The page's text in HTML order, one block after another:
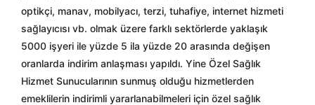
optikçi, manav, mobilyacı, terzi, tuhafiye, internet hizmeti
sağlayıcısı vb. olmak üzere farklı sektörlerde yaklaşık
5000 işyeri ile yüzde 5 ila yüzde 20 arasında değişen
oranlarda indirim anlaşması yapıldı. Yine Özel Sağlık
Hizmet Sunucularının sunmuş olduğu hizmetlerden
emeklilerin indirimli yararlanabilmeleri için özel sağlık